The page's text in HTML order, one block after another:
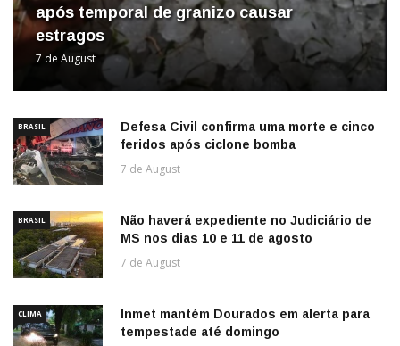
após temporal de granizo causar
estragos
7 de August
BRASIL
Defesa Civil confirma uma morte e cinco
feridos após ciclone bomba
7 de August
BRASIL
Não haverá expediente no Judiciário de
MS nos dias 10 e 11 de agosto
7 de August
CLIMA
Inmet mantém Dourados em alerta para
tempestade até domingo